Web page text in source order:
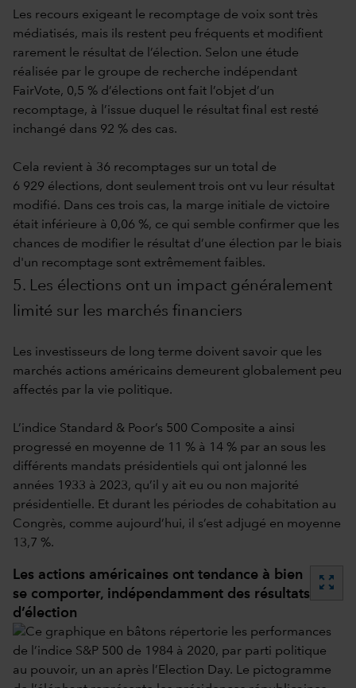
Les recours exigeant le recomptage de voix sont très
médiatisés, mais ils restent peu fréquents et modifient
rarement le résultat de l’élection. Selon une étude
réalisée par le groupe de recherche indépendant
FairVote, 0,5 % d’élections ont fait l’objet d’un
recomptage, à l’issue duquel le résultat final est resté
inchangé dans 92 % des cas.
Cela revient à 36 recomptages sur un total de
6 929 élections, dont seulement trois ont vu leur résultat
modifié. Dans ces trois cas, la marge initiale de victoire
était inférieure à 0,06 %, ce qui semble confirmer que les
chances de modifier le résultat d’une élection par le biais
d'un recomptage sont extrêmement faibles.
5. Les élections ont un impact généralement
limité sur les marchés financiers
Les investisseurs de long terme doivent savoir que les
marchés actions américains demeurent globalement peu
affectés par la vie politique.
L’indice Standard & Poor’s 500 Composite a ainsi
progressé en moyenne de 11 % à 14 % par an sous les
différents mandats présidentiels qui ont jalonné les
années 1933 à 2023, qu’il y ait eu ou non majorité
présidentielle. Et durant les périodes de cohabitation au
Congrès, comme aujourd’hui, il s’est adjugé en moyenne
13,7 %.
Les actions américaines ont tendance à bien
se comporter, indépendamment des résultats
d’élection
zoom_out_map